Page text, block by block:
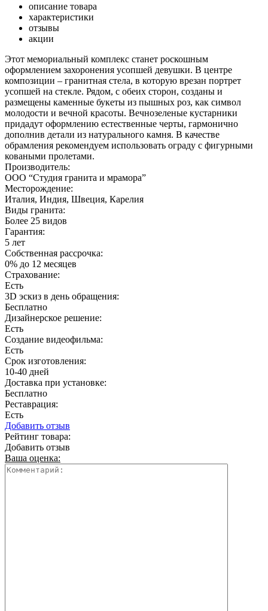
описание товара
характеристики
отзывы
акции
Этот мемориальный комплекс станет роскошным
оформлением захоронения усопшей девушки. В центре
композиции – гранитная стела, в которую врезан портрет
усопшей на стекле. Рядом, с обеих сторон, созданы и
размещены каменные букеты из пышных роз, как символ
молодости и вечной красоты. Вечнозеленые кустарники
придадут оформлению естественные черты, гармонично
дополнив детали из натурального камня. В качестве
обрамления рекомендуем использовать ограду с фигурными
коваными пролетами.
Производитель:
ООО “Студия гранита и мрамора”
Месторождение:
Италия, Индия, Швеция, Карелия
Виды гранита:
Более 25 видов
Гарантия:
5 лет
Собственная рассрочка:
0% до 12 месяцев
Страхование:
Есть
3D эскиз в день обращения:
Бесплатно
Дизайнерское решение:
Есть
Создание видеофильма:
Есть
Срок изготовления:
10-40 дней
Доставка при установке:
Бесплатно
Реставрация:
Есть
Добавить отзыв
Рейтинг товара:
Добавить отзыв
Ваша оценка: